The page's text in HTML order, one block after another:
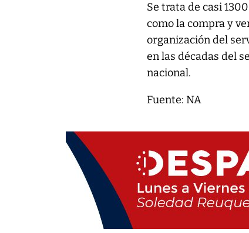
Se trata de casi
como la compra y
organización del
en las décadas del
nacional.
Fuente: NA